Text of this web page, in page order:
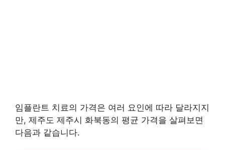
임플란트 치료의 가격은 여러 요인에 따라 달라지지
만, 제주도 제주시 화북동의 평균 가격을 살펴보면
다음과 같습니다.